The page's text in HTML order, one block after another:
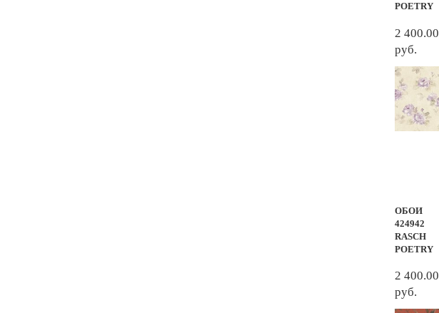
POETRY
2 400.00
руб.
ОБОИ
424942
RASCH
POETRY
2 400.00
руб.